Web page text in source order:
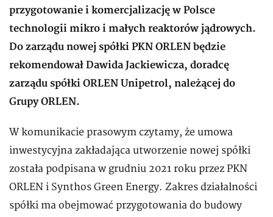
przygotowanie i komercjalizację w Polsce
technologii mikro i małych reaktorów jądrowych.
Do zarządu nowej spółki PKN ORLEN będzie
rekomendował Dawida Jackiewicza, doradcę
zarządu spółki ORLEN Unipetrol, należącej do
Grupy ORLEN.
W komunikacie prasowym czytamy, że umowa
inwestycyjna zakładająca utworzenie nowej spółki
została podpisana w grudniu 2021 roku przez PKN
ORLEN i Synthos Green Energy. Zakres działalności
spółki ma obejmować przygotowania do budowy